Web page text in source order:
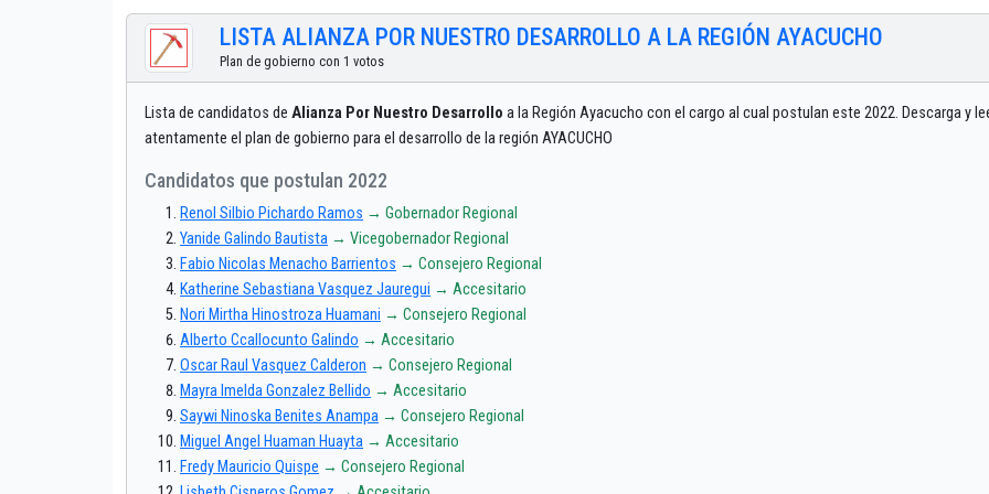
LISTA ALIANZA POR NUESTRO DESARROLLO A LA REGIÓN AYACUCHO
Plan de gobierno con 1 votos
Lista de candidatos de Alianza Por Nuestro Desarrollo a la Región Ayacucho con el cargo al cual postulan este 2022. Descarga y
atentamente el plan de gobierno para el desarrollo de la región AYACUCHO
Candidatos que postulan 2022
Renol Silbio Pichardo Ramos → Gobernador Regional
Yanide Galindo Bautista → Vicegobernador Regional
Fabio Nicolas Menacho Barrientos → Consejero Regional
Katherine Sebastiana Vasquez Jauregui → Accesitario
Nori Mirtha Hinostroza Huamani → Consejero Regional
Alberto Ccallocunto Galindo → Accesitario
Oscar Raul Vasquez Calderon → Consejero Regional
Mayra Imelda Gonzalez Bellido → Accesitario
Saywi Ninoska Benites Anampa → Consejero Regional
Miguel Angel Huaman Huayta → Accesitario
Fredy Mauricio Quispe → Consejero Regional